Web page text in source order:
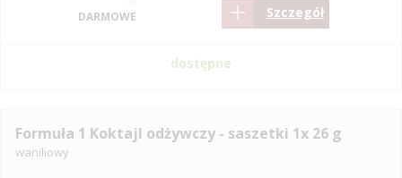
DARMOWE Szczegół
dostępne
Formuła 1 Koktajl odżywczy - saszetki 1x 26 g
waniliowy